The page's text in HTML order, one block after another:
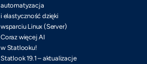
automatyzacja
i elastyczność dzięki
wsparciu Linux (Server)
Coraz więcej AI
w Statlooku!
Statlook 19.1 – aktualizacje